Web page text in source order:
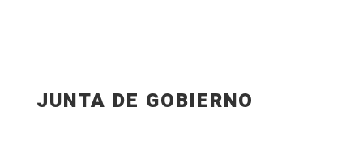
JUNTA DE GOBIERNO